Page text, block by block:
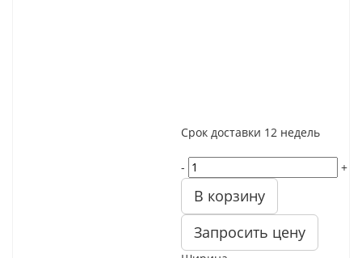
Срок доставки 12 недель
- +
В корзину
Запросить цену